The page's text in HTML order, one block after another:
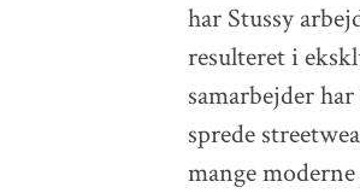
har Stussy
resulteret i
samarbejder
sprede
mange